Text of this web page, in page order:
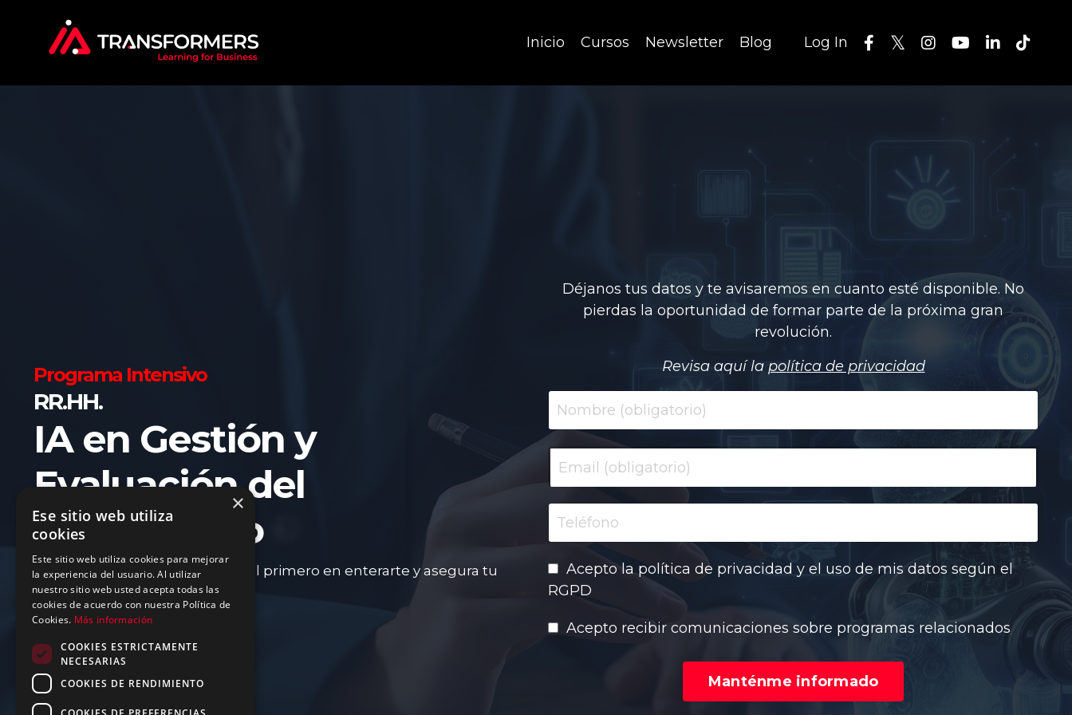
Inicio Cursos Newsletter Blog Log In
Programa Intensivo
RR.HH.
IA en Gestión y
Evaluación del
Desempeño
Algo grande está por llegar. Sé el primero en enterarte y asegura tu
lugar antes que nadie.
Déjanos tus datos y te avisaremos en cuanto esté disponible. No
pierdas la oportunidad de formar parte de la próxima gran
revolución.
Revisa aquí la política de privacidad
Acepto la política de privacidad y el uso de mis datos según el
RGPD
Acepto recibir comunicaciones sobre programas relacionados
Manténme informado
×
Ese sitio web utiliza
cookies
Este sitio web utiliza cookies para mejorar
la experiencia del usuario. Al utilizar
nuestro sitio web usted acepta todas las
cookies de acuerdo con nuestra Política de
Cookies. Más información
COOKIES ESTRICTAMENTE
NECESARIAS
COOKIES DE RENDIMIENTO